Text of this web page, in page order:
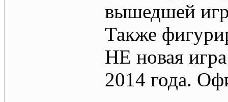
вышедшей
Также
НЕ новая
2014 года.